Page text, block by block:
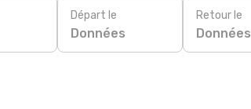
Départ le
Données
Retour le
Données